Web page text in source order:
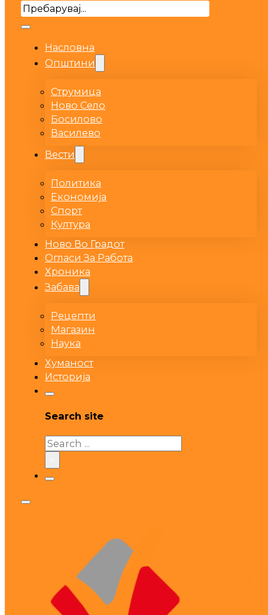
Search
Насловна
Општини
Струмица
Ново Село
Босилово
Василево
Вести
Политика
Економија
Спорт
Култура
Ново Во Градот
Огласи За Работа
Хроника
Забава
Рецепти
Магазин
Наука
Хуманост
Историја
Search site
Search